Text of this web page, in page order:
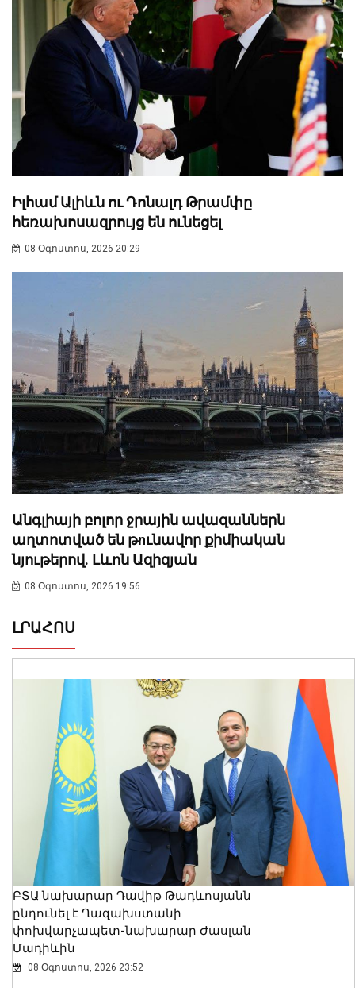
Իլհամ Ալիևն ու Դոնալդ Թրամփը
հեռախոսազրույց են ունեցել
08 Օգոստոս, 2026 20:29
Անգլիայի բոլոր ջրային ավազաններն
աղտոտված են թnւնավոր քիմիական
նյութերով. Լևոն Ազիզյան
08 Օգոստոս, 2026 19:56
ԼՐԱՀՈՍ
ԲՏԱ նախարար Դավիթ Թադևոսյանն
ընդունել է Ղազախստանի
փոխվարչապետ-նախարար Ժասլան
Մադիևին
08 Օգոստոս, 2026 23:52